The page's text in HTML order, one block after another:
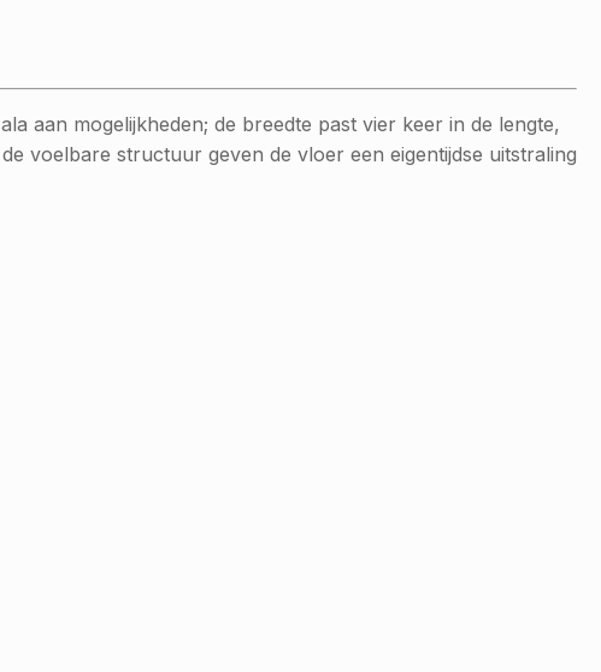
aan mogelijkheden; de breedte past vier keer in de lengte,
voelbare structuur geven de vloer een eigentijdse uitstraling